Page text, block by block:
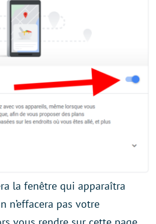
la fenêtre qui apparaîtra
n’effacera pas votre